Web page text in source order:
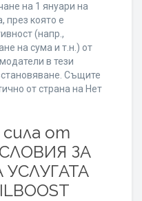
на 1 януари на
през която е
(напр.,
на сума и т.н.) от
в тези
Същите
от страна на Нет
сила от
ЗА